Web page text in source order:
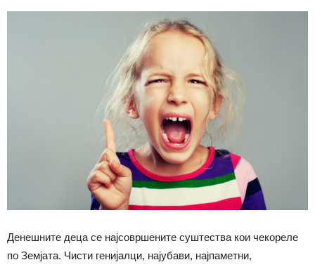
Денешните деца се најсовршените суштества кои чекореле
по Земјата. Чисти генијалци, најубави, најпаметни,